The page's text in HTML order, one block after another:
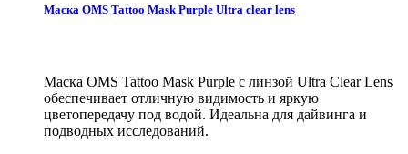
Маска OMS Tattoo Mask Purple Ultra clear lens
Маска OMS Tattoo Mask Purple с линзой Ultra Clear Lens
обеспечивает отличную видимость и яркую
цветопередачу под водой. Идеальна для дайвинга и
подводных исследований.